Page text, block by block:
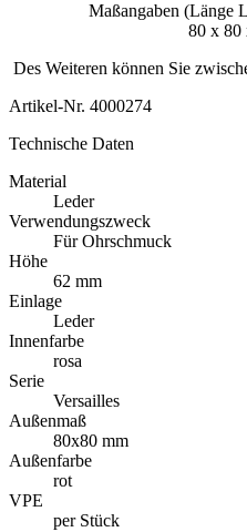
Maßangaben (Länge
80 x 80
Des Weiteren können Sie
Artikel-Nr. 4000274
Technische Daten
Material
Leder
Verwendungszweck
Für Ohrschmuck
Höhe
62 mm
Einlage
Leder
Innenfarbe
rosa
Serie
Versailles
Außenmaß
80x80 mm
Außenfarbe
rot
VPE
per Stück